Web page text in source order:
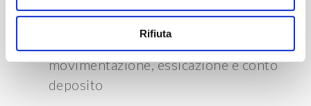
Rifiuta
movimentazione, essicazione e conto
deposito